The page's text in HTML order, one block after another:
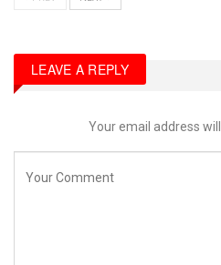
LEAVE A REPLY
Your email address